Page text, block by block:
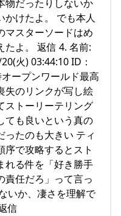
物だったりしないか
かけたよ。 でも本人
マスターソードはめ
たよ。 返信 4. 名前:
火) 03:44:10 ID：
ープンワールド最高
失のリンクが写し絵
ストーリーテリング
ても良いという真の
ったのも大きい ティ
序で攻略するとスト
れる件を「好き勝手
責任だろ」って言っ
いか、凄さを理解で
信